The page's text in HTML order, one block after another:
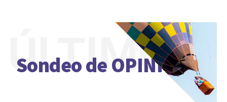
Sondeo de OPINIÓN
ÚLTIMO